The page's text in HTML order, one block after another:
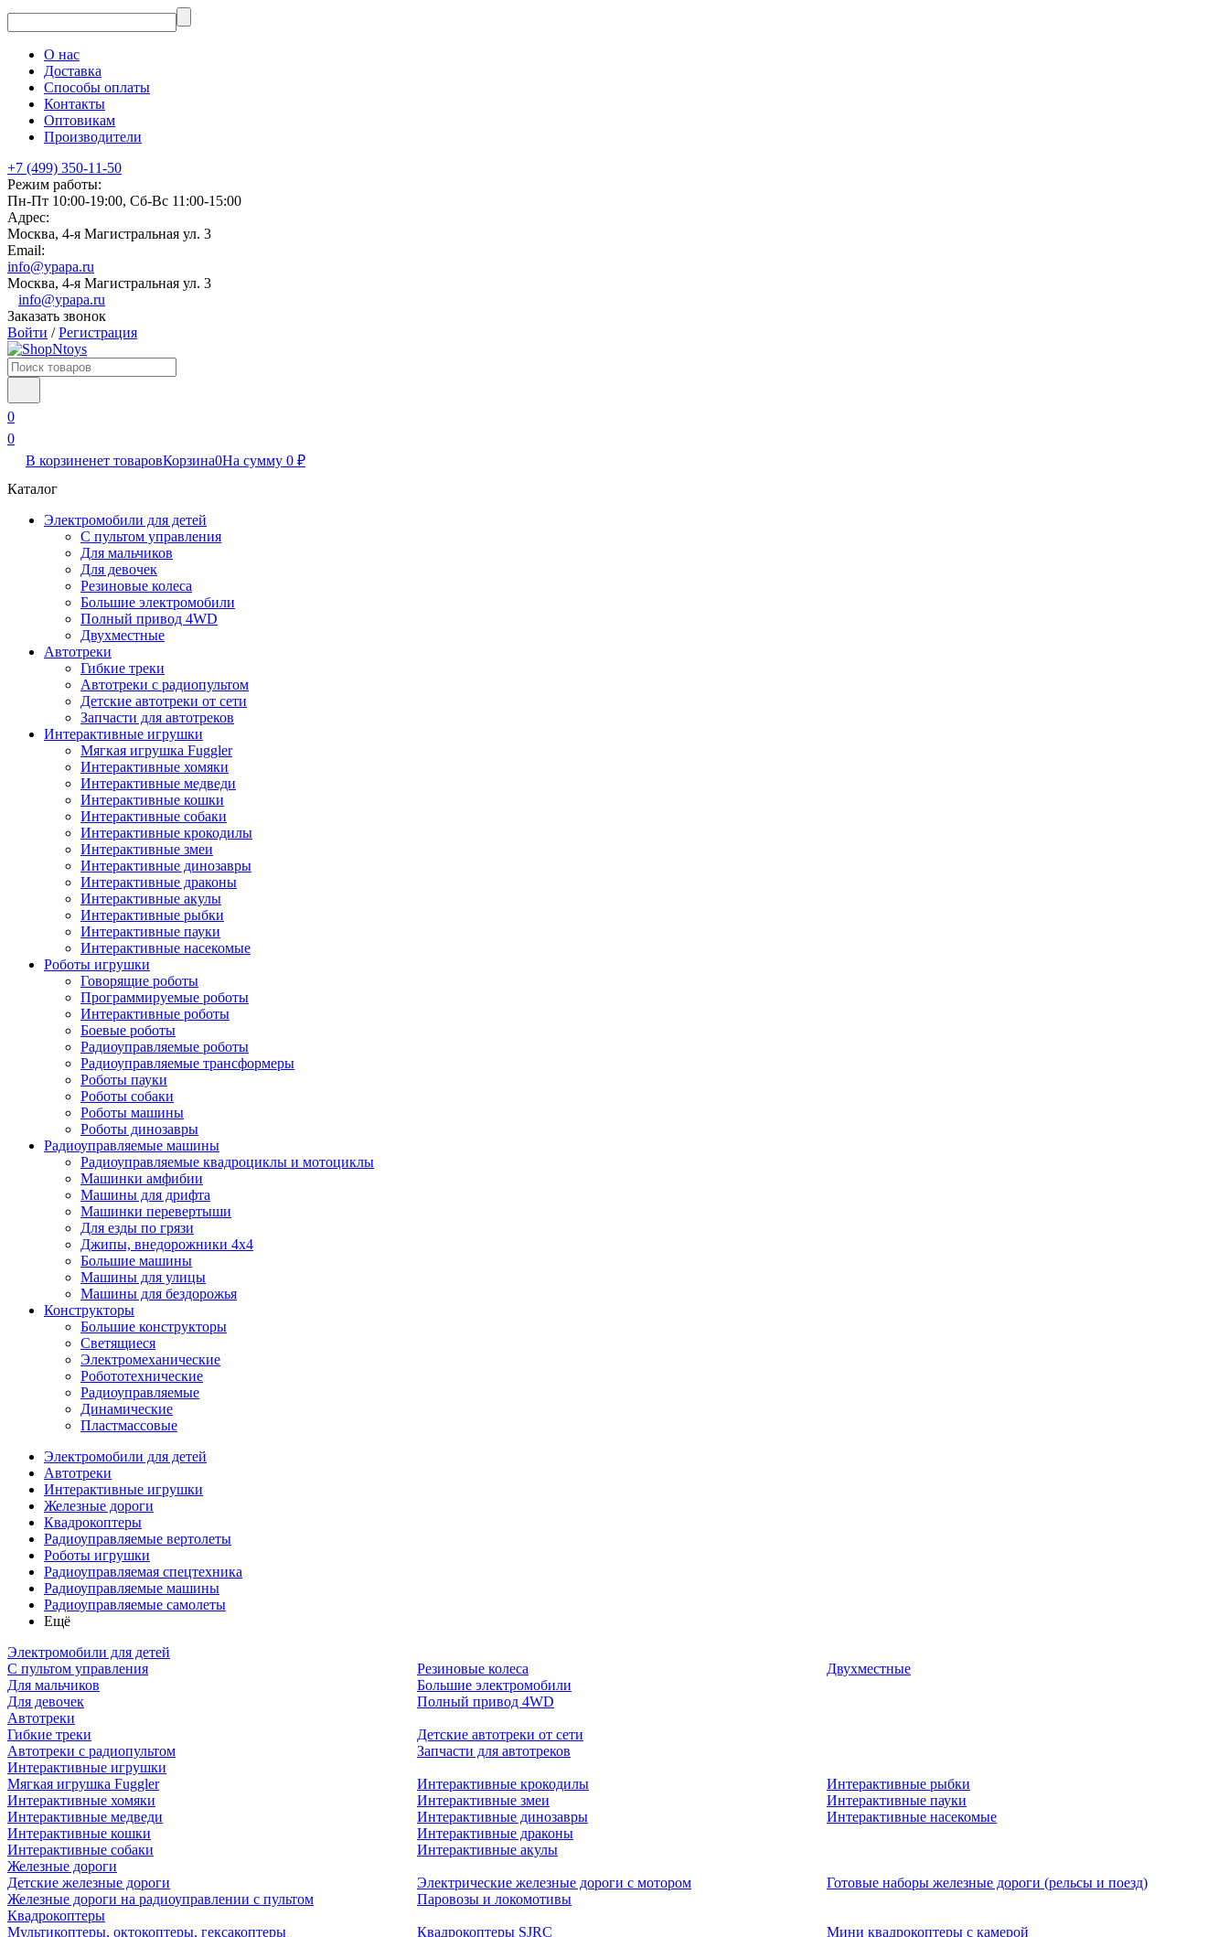
О нас
Доставка
Способы оплаты
Контакты
Оптовикам
Производители
+7 (499) 350-11-50
Режим работы:
Пн-Пт 10:00-19:00, Сб-Вс 11:00-15:00
Адрес:
Москва, 4-я Магистральная ул. 3
Email:
info@ypapa.ru
Москва, 4-я Магистральная ул. 3
info@ypapa.ru
Заказать звонок
Войти /Регистрация
0
0
В корзиненет товаровКорзина0На сумму 0 ₽
Каталог
Электромобили для детей
С пультом управления
Для мальчиков
Для девочек
Резиновые колеса
Большие электромобили
Полный привод 4WD
Двухместные
Автотреки
Гибкие треки
Автотреки с радиопультом
Детские автотреки от сети
Запчасти для автотреков
Интерактивные игрушки
Мягкая игрушка Fuggler
Интерактивные хомяки
Интерактивные медведи
Интерактивные кошки
Интерактивные собаки
Интерактивные крокодилы
Интерактивные змеи
Интерактивные динозавры
Интерактивные драконы
Интерактивные акулы
Интерактивные рыбки
Интерактивные пауки
Интерактивные насекомые
Роботы игрушки
Говорящие роботы
Программируемые роботы
Интерактивные роботы
Боевые роботы
Радиоуправляемые роботы
Радиоуправляемые трансформеры
Роботы пауки
Роботы собаки
Роботы машины
Роботы динозавры
Радиоуправляемые машины
Радиоуправляемые квадроциклы и мотоциклы
Машинки амфибии
Машины для дрифта
Машинки перевертыши
Для езды по грязи
Джипы, внедорожники 4x4
Большие машины
Машины для улицы
Машины для бездорожья
Конструкторы
Большие конструкторы
Светящиеся
Электромеханические
Робототехнические
Радиоуправляемые
Динамические
Пластмассовые
Электромобили для детей
Автотреки
Интерактивные игрушки
Железные дороги
Квадрокоптеры
Радиоуправляемые вертолеты
Роботы игрушки
Радиоуправляемая спецтехника
Радиоуправляемые машины
Радиоуправляемые самолеты
Ещё
Электромобили для детей
С пультом управления
Для мальчиков
Для девочек
Резиновые колеса
Большие электромобили
Полный привод 4WD
Двухместные
Автотреки
Гибкие треки
Автотреки с радиопультом
Детские автотреки от сети
Запчасти для автотреков
Интерактивные игрушки
Мягкая игрушка Fuggler
Интерактивные хомяки
Интерактивные медведи
Интерактивные кошки
Интерактивные собаки
Интерактивные крокодилы
Интерактивные змеи
Интерактивные динозавры
Интерактивные драконы
Интерактивные акулы
Интерактивные рыбки
Интерактивные пауки
Интерактивные насекомые
Железные дороги
Детские железные дороги
Железные дороги на радиоуправлении с пультом
Электрические железные дороги с мотором
Паровозы и локомотивы
Готовые наборы железные дороги (рельсы и поезд)
Квадрокоптеры
Мультикоптеры, октокоптеры, гексакоптеры
Квадрокоптеры SJRC
Мини квадрокоптеры с камерой